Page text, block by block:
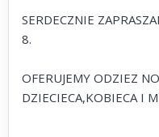
SERDECZNIE
8.
OFERUJEMY ODZIEZ
DZIECIECA,KOBIECA I